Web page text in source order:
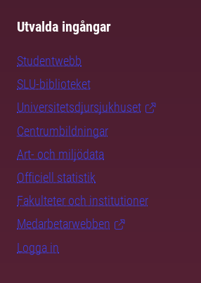
Utvalda ingångar
Studentwebb
SLU-biblioteket
Universitetsdjursjukhuset
Centrumbildningar
Art- och miljödata
Officiell statistik
Fakulteter och institutioner
Medarbetarwebben
Logga in